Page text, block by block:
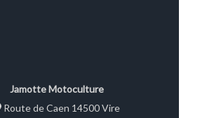
Jamotte Motoculture
Route de Caen 14500 Vire